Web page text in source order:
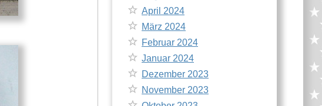
April 2024
März 2024
Februar 2024
Januar 2024
Dezember 2023
November 2023